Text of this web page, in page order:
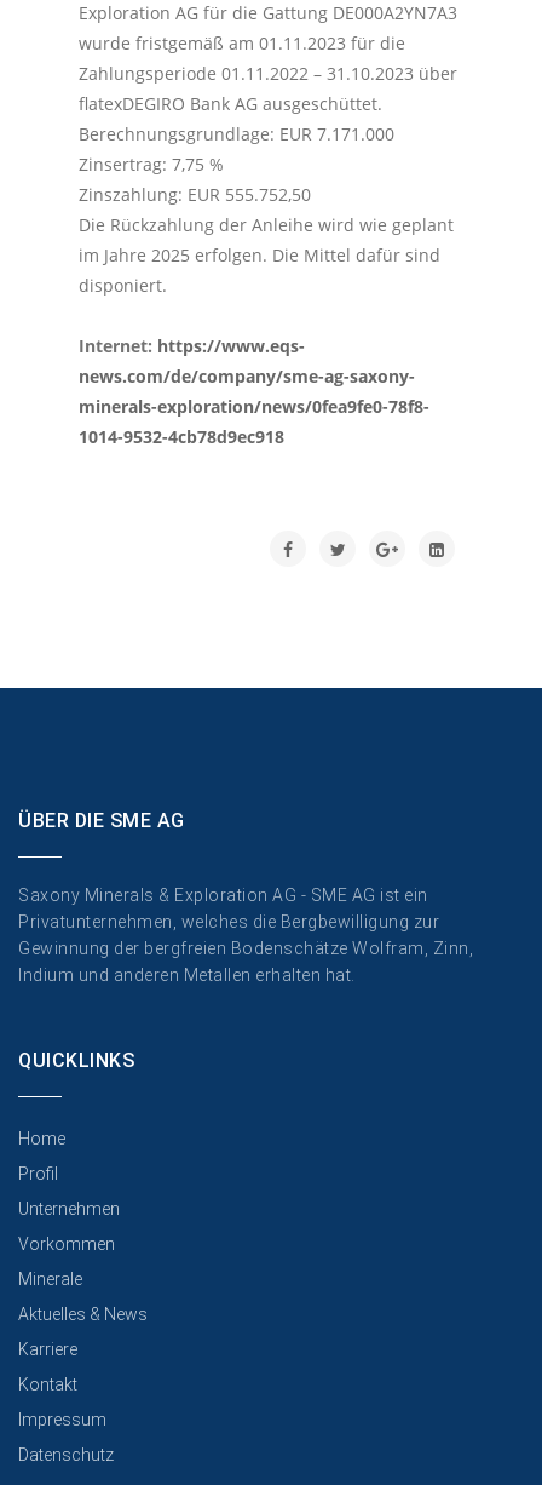
Exploration AG für die Gattung DE000A2YN7A3
wurde fristgemäß am 01.11.2023 für die
Zahlungsperiode 01.11.2022 – 31.10.2023 über
flatexDEGIRO Bank AG ausgeschüttet.
Berechnungsgrundlage: EUR 7.171.000
Zinsertrag: 7,75 %
Zinszahlung: EUR 555.752,50
Die Rückzahlung der Anleihe wird wie geplant
im Jahre 2025 erfolgen. Die Mittel dafür sind
disponiert.
Internet: https://www.eqs-
news.com/de/company/sme-ag-saxony-
minerals-exploration/news/0fea9fe0-78f8-
1014-9532-4cb78d9ec918
ÜBER DIE SME AG
Saxony Minerals & Exploration AG - SME AG ist ein
Privatunternehmen, welches die Bergbewilligung zur
Gewinnung der bergfreien Bodenschätze Wolfram, Zinn,
Indium und anderen Metallen erhalten hat.
QUICKLINKS
Home
Profil
Unternehmen
Vorkommen
Minerale
Aktuelles & News
Karriere
Kontakt
Impressum
Datenschutz